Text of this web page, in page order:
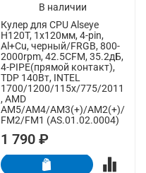
В наличии
Кулер для CPU Alseye
H120T, 1х120мм, 4-pin,
Al+Cu, черный/FRGB, 800-
2000rpm, 42.5CFM, 35.2дБ,
4-PIPE(прямой контакт),
TDP 140Вт, INTEL
1700/1200/115x/775/2011
, AMD
AM5/AM4/AM3(+)/AM2(+)/
FM2/FM1 (AS.01.02.0004)
1 790 ₽